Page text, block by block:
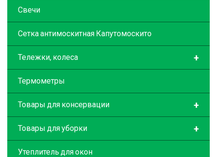
Свечи
Сетка антимоскитная Капутомоскито
+
Тележки, колеса
Термометры
+
Товары для консервации
+
Товары для уборки
Утеплитель для окон